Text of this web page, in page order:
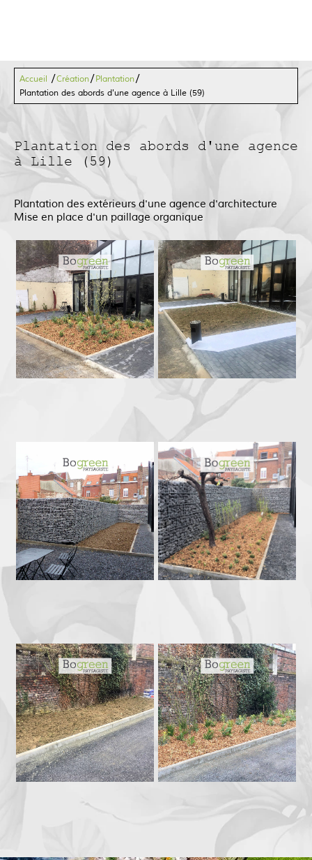
Accueil /Création/ Plantation/
Plantation des abords d'une agence à Lille (59)
Plantation des abords d'une agence
à Lille (59)
Plantation des extérieurs d'une agence d'architecture
Mise en place d'un paillage organique